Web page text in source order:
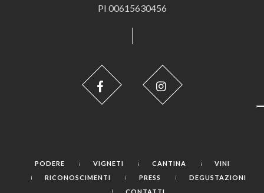
PI 00615630456
PODERE VIGNETI CANTINA
VINI
RICONOSCIMENTI
PRESS
DEGUSTAZIONI
CONTATTI